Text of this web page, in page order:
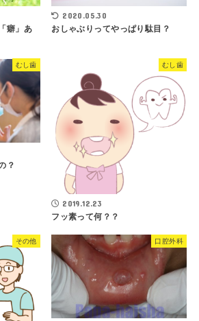
癖」あ
2020.05.30
おしゃぶりってやっぱり駄目？
むし歯
？
むし歯
2019.12.23
フッ素って何？？
その他 口腔外科